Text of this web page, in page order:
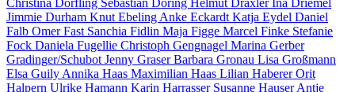
Jimmie Durham Knut Ebeling Anke Eckardt Katja Eydel Daniel
Falb Omer Fast Sanchia Fidlin Maja Figge Marcel Finke Stefanie
Fock Daniela Fugellie Christoph Gengnagel Marina Gerber
Gradinger/Schubot Jenny GraserBarbara Gronau Lisa Großmann
Elsa Guily Annika Haas Maximilian Haas Lilian HabererOrit
Halpern Ulrike Hamann Karin Harrasser Susanne HauserAntje